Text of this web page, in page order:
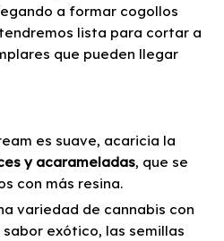
a formar cogollos
lista para cortar a
que pueden llegar
es suave, acaricia la
y acarameladas, que se
con más resina.
variedad de cannabis con
exótico, las semillas